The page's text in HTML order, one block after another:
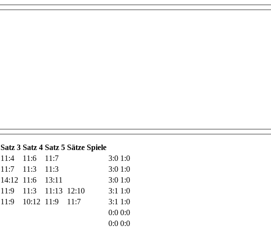
Satz 3 Satz 4 Satz 5 Sätze Spiele
11:4 11:6 11:7 3:0 1:0
11:7 11:3 11:3 3:0 1:0
14:12 11:6 13:11 3:0 1:0
11:9 11:3 11:13 12:10 3:1 1:0
11:9 10:12 11:9 11:7 3:1 1:0
0:0 0:0
0:0 0:0